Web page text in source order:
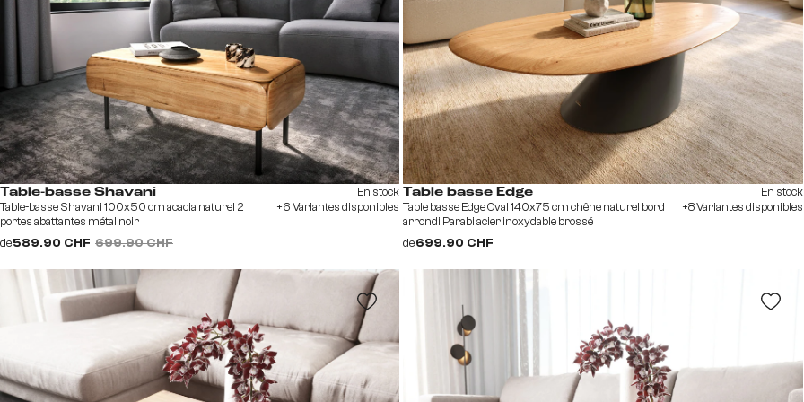
Table-basse Shavani
Table-basse Shavani 100x50 cm acacia naturel 2
portes abattantes métal noir
de589.90 CHF 699.90 CHF
En stock
+6 Variantes disponibles
Table basse Edge
Table basse Edge Oval 140x75 cm chêne naturel bord
arrondi Parabi acier inoxydable brossé
de699.90 CHF
En stock
+8 Variantes disponibles